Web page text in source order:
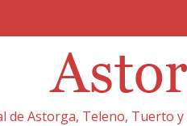
de Astorga, Teleno, Tuerto